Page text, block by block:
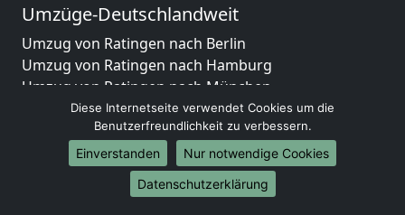
Umzüge-Deutschlandweit
Umzug von Ratingen nach Berlin
Umzug von Ratingen nach Hamburg
Umzug von Ratingen nach München
Umzug von Ratingen nach Köln
Umzug von Ratingen nach Frankfurt am Main
Umzug von Ratingen nach Stuttgart
Umzug von Ratingen nach Düsseldorf
Umzug von Ratingen nach Leipzig
Diese Internetseite verwendet Cookies um die
Benutzerfreundlichkeit zu verbessern.
Einverstanden
Nur notwendige Cookies
Datenschutzerklärung